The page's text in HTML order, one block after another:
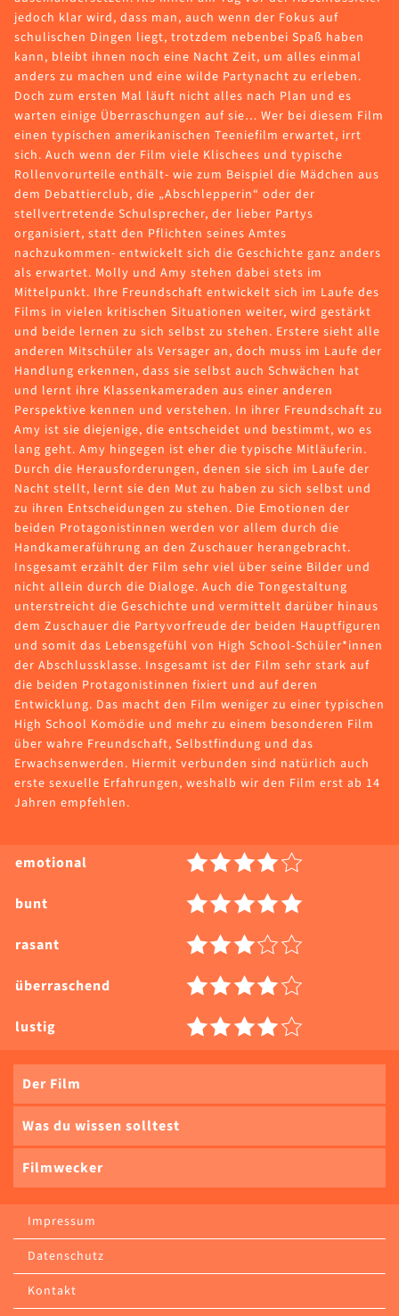
jedoch klar wird, dass man, auch wenn der Fokus auf
schulischen Dingen liegt, trotzdem nebenbei Spaß haben
kann, bleibt ihnen noch eine Nacht Zeit, um alles einmal
anders zu machen und eine wilde Partynacht zu erleben.
Doch zum ersten Mal läuft nicht alles nach Plan und es
warten einige Überraschungen auf sie… Wer bei diesem Film
einen typischen amerikanischen Teeniefilm erwartet, irrt
sich. Auch wenn der Film viele Klischees und typische
Rollenvorurteile enthält- wie zum Beispiel die Mädchen aus
dem Debattierclub, die „Abschlepperin“ oder der
stellvertretende Schulsprecher, der lieber Partys
organisiert, statt den Pflichten seines Amtes
nachzukommen- entwickelt sich die Geschichte ganz anders
als erwartet. Molly und Amy stehen dabei stets im
Mittelpunkt. Ihre Freundschaft entwickelt sich im Laufe des
Films in vielen kritischen Situationen weiter, wird gestärkt
und beide lernen zu sich selbst zu stehen. Erstere sieht alle
anderen Mitschüler als Versager an, doch muss im Laufe der
Handlung erkennen, dass sie selbst auch Schwächen hat
und lernt ihre Klassenkameraden aus einer anderen
Perspektive kennen und verstehen. In ihrer Freundschaft zu
Amy ist sie diejenige, die entscheidet und bestimmt, wo es
lang geht. Amy hingegen ist eher die typische Mitläuferin.
Durch die Herausforderungen, denen sie sich im Laufe der
Nacht stellt, lernt sie den Mut zu haben zu sich selbst und
zu ihren Entscheidungen zu stehen. Die Emotionen der
beiden Protagonistinnen werden vor allem durch die
Handkameraführung an den Zuschauer herangebracht.
Insgesamt erzählt der Film sehr viel über seine Bilder und
nicht allein durch die Dialoge. Auch die Tongestaltung
unterstreicht die Geschichte und vermittelt darüber hinaus
dem Zuschauer die Partyvorfreude der beiden Hauptfiguren
und somit das Lebensgefühl von High School-Schüler*innen
der Abschlussklasse. Insgesamt ist der Film sehr stark auf
die beiden Protagonistinnen fixiert und auf deren
Entwicklung. Das macht den Film weniger zu einer typischen
High School Komödie und mehr zu einem besonderen Film
über wahre Freundschaft, Selbstfindung und das
Erwachsenwerden. Hiermit verbunden sind natürlich auch
erste sexuelle Erfahrungen, weshalb wir den Film erst ab 14
Jahren empfehlen.
emotional
bunt
rasant
überraschend
lustig
Der Film
Was du wissen solltest
Filmwecker
Impressum
Datenschutz
Kontakt